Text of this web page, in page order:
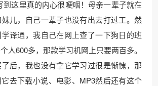
到这里真的内心很哽咽！母亲一辈子就在
儿，自己一辈子也没有出去打过工。然
译通，我自己在网上查了一下狗日的班
人600多，那款学习机网上只要两百多。
后，我也没有拿它学习过很是惭愧，那
去下载小说、电影、MP3然后还有这个